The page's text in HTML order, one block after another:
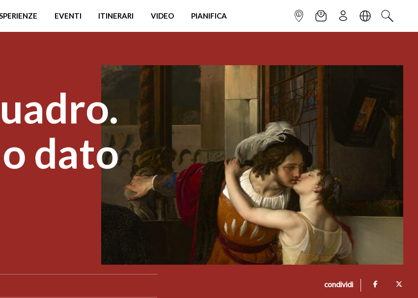
EVENTI ITINERARI VIDEO PIANIFICA INFOPOINTNEWSLETTER
ISCRIVITILINGUACERCA
dato
condividi